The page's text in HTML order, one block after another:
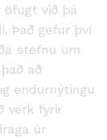
öfugt við þá
Það gefur því
stefnu um
að
endurnýtingu
verk fyrir
úr